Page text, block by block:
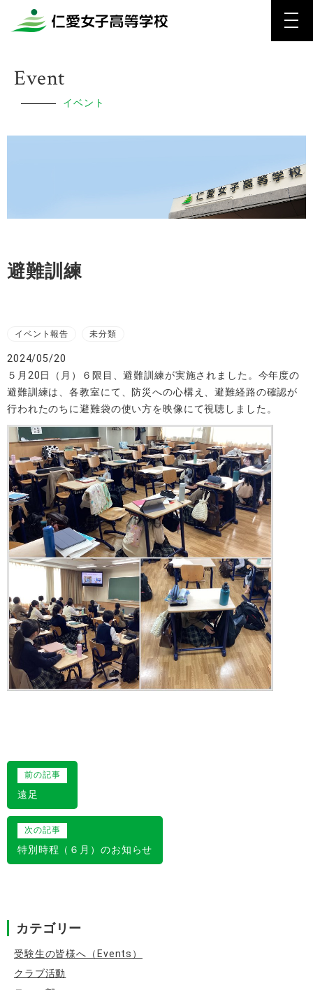
Event
イベント
避難訓練
イベント報告 未分類
2024/05/20
５月20日（月）６限目、避難訓練が実施されました。今年度の
避難訓練は、各教室にて、防災への心構え、避難経路の確認が
行われたのちに避難袋の使い方を映像にて視聴しました。
投
稿
ナ
ビ
ゲ
ョ
ン
前の記事
遠足
次の記事
特別時程（６月）のお知らせ
カテゴリー
受験生の皆様へ（Events）
クラブ活動